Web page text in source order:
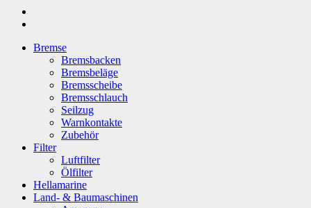
Bremse
Bremsbacken
Bremsbeläge
Bremsscheibe
Bremsschlauch
Seilzug
Warnkontakte
Zubehör
Filter
Luftfilter
Ölfilter
Hellamarine
Land- & Baumaschinen